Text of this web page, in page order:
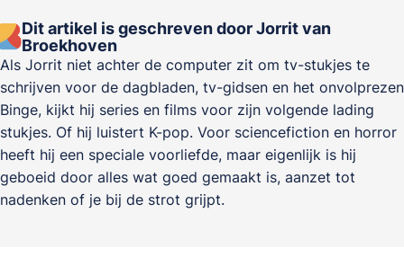
Dit artikel is geschreven door Jorrit van
Broekhoven
Als Jorrit niet achter de computer zit om tv-stukjes te
schrijven voor de dagbladen, tv-gidsen en het onvolprezen
Binge, kijkt hij series en films voor zijn volgende lading
stukjes. Of hij luistert K-pop. Voor sciencefiction en horror
heeft hij een speciale voorliefde, maar eigenlijk is hij
geboeid door alles wat goed gemaakt is, aanzet tot
nadenken of je bij de strot grijpt.